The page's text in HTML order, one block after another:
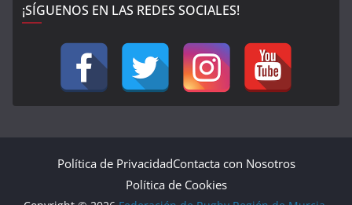
¡SÍGUENOS EN LAS REDES SOCIALES!
Política de PrivacidadContacta con Nosotros
Política de Cookies